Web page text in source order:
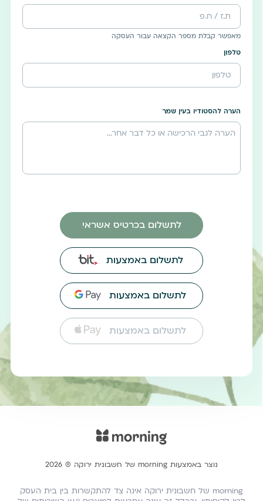
מאפשר קבלת מספר הקצאה עבור העסקה
טלפון
הערה להסטודיו בעין שמר
לתשלום בכרטיס אשראי
לתשלום באמצעות
לתשלום באמצעות
לתשלום באמצעות
נוצר באמצעות morning של חשבונית ירוקה ® 2026
morning של חשבונית ירוקה אינה צד להתקשרות בין בית העסק